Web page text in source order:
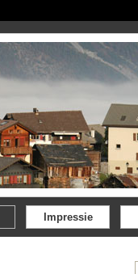
Impressie